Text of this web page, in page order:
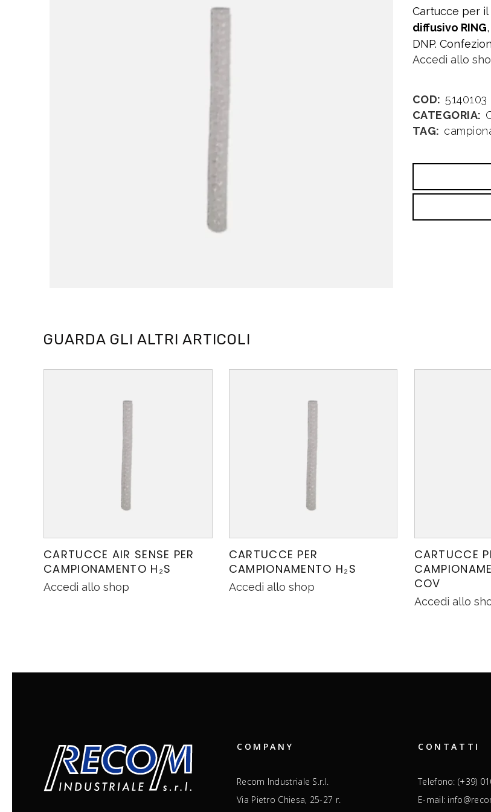
Cartucce per
diffusivo RING
DNP.
Accedi allo
COD: 5140103
CATEGORIA:
TAG:
GUARDA GLI ALTRI ARTICOLI
CARTUCCE AIR SENSE PER
CAMPIONAMENTO H₂S
Accedi allo shop
CARTUCCE PER
CAMPIONAMENTO H₂S
Accedi allo shop
CARTUCCE
COV
Accedi allo
COMPANY
Recom Industriale S.r.l.
Via Pietro Chiesa, 25-27 r.
CONTATTI
Telefono: (+39)
E-mail: